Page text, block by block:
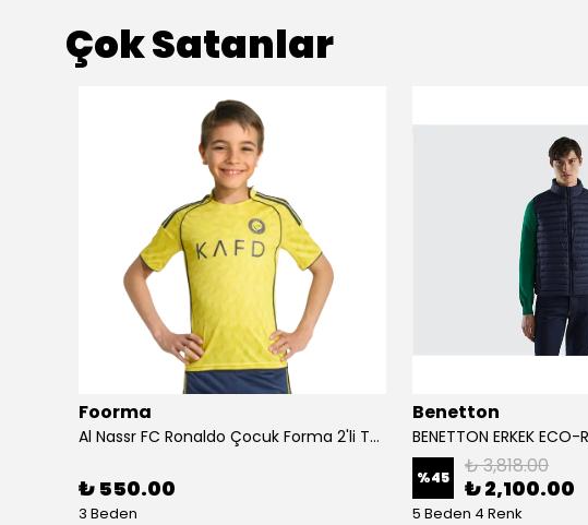
Çok Satanlar
Foorma
Al Nassr FC Ronaldo Çocuk Forma 2'li Takım(Şort/T-Shirt)
₺ 550.00
3 Beden
Benetton
%45 ₺ 3,818.00
₺ 2,100.00
5 Beden 4 Renk